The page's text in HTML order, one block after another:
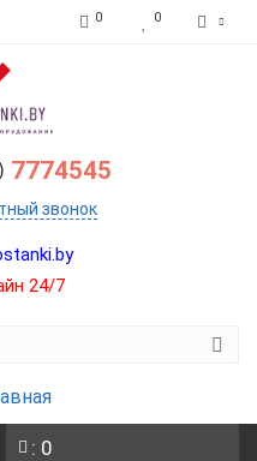
0 0
7774545
звонок
24/7
: 0